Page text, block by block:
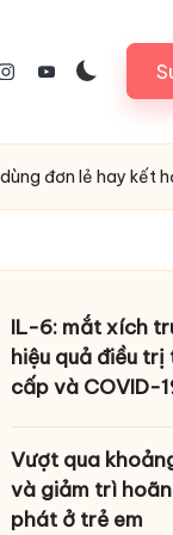
youtube.com
đơn lẻ hay kết
IL-6: mắt xích
hiệu quả điều
cấp và COVID-
Vượt qua
và giảm trì
phát ở trẻ em